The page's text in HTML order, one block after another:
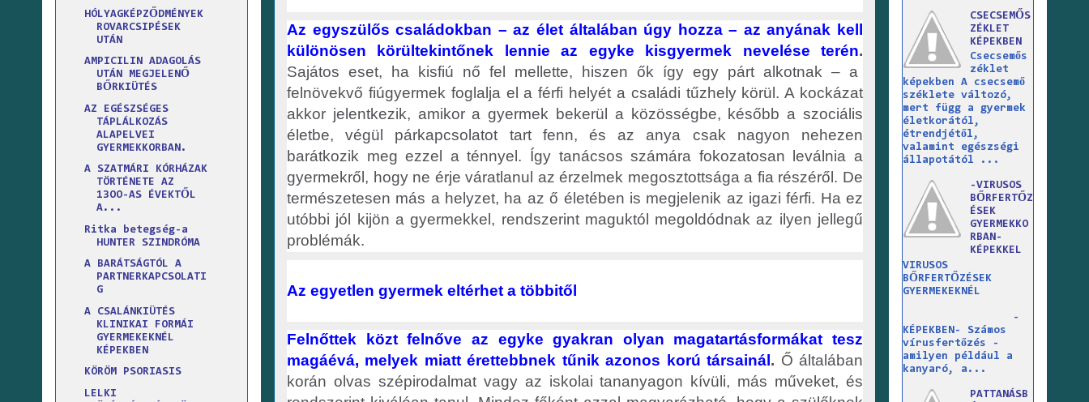
Az egyszülős családokban – az élet általában úgy hozza – az anyának kell
különösen körültekintőnek lennie az egyke kisgyermek nevelése terén.
Sajátos eset, ha kisfiú nő fel mellette, hiszen ők így egy párt alkotnak – a
felnövekvő fiúgyermek foglalja el a férfi helyét a családi tűzhely körül. A kockázat
akkor jelentkezik, amikor a gyermek bekerül a közösségbe, később a szociális
életbe, végül párkapcsolatot tart fenn, és az anya csak nagyon nehezen
barátkozik meg ezzel a ténnyel. Így tanácsos számára fokozatosan leválnia a
gyermekről, hogy ne érje váratlanul az érzelmek megosztottsága a fia részéről. De
természetesen más a helyzet, ha az ő életében is megjelenik az igazi férfi. Ha ez
utóbbi jól kijön a gyermekkel, rendszerint maguktól megoldódnak az ilyen jellegű
problémák.
Az egyetlen gyermek eltérhet a többitől
Felnőttek közt felnőve az egyke gyakran olyan magatartásformákat tesz
magáévá, melyek miatt érettebbnek tűnik azonos korú társainál. Ő általában
korán olvas szépirodalmat vagy az iskolai tananyagon kívüli, más műveket, és
HÓLYAGKÉPZŐDMÉNYEK
ROVARCSIPÉSEK
UTÁN
AMPICILIN ADAGOLÁS
UTÁN MEGJELENŐ
BŐRKIÜTÉS
AZ EGÉSZSÉGES
TÁPLÁLKOZÁS
ALAPELVEI
GYERMEKKORBAN.
A SZATMÁRI KÓRHÁZAK
TÖRTÉNETE AZ
13OO-AS ÉVEKTŐL
A...
Ritka betegség-a
HUNTER SZINDRÓMA
A BARÁTSÁGTÓL A
PARTNERKAPCSOLATI
G
A CSALÁNKIÜTÉS
KLINIKAI FORMÁI
GYERMEKEKNÉL
KÉPEKBEN
KÖRÖM PSORIASIS
LELKI
CSECSEMŐS
ZÉKLET
KÉPEKBEN
Csecsemős
zéklet
képekben A csecsemő
széklete változó,
mert függ a gyermek
életkorától,
étrendjétől,
valamint egészségi
állapotától ...
-VIRUSOS
BŐRFERTŐZ
ÉSEK
GYERMEKKO
RBAN-
KÉPEKKEL
VIRUSOS
BŐRFERTŐZÉSEK
GYERMEKEKNÉL
-
KÉPEKBEN- Számos
vírusfertőzés -
amilyen például a
kanyaró, a...
PATTANÁSB